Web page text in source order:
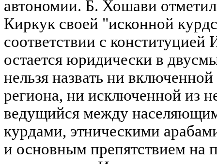
автономии. Б. Хошави
Киркук своей "исконной
соответствии с
остается юридически в
нельзя назвать ни
региона, ни исключенной из
ведущийся между
курдами, этническими
и основным препятствием на